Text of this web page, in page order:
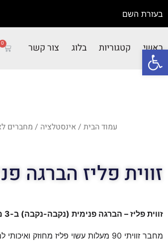
פתח סרגל נגישות
בעזרת השם
ראשי קטגוריות בלוג צור קשר 0
עמוד הבית / אינסטלציה / מחברים
זווית פליז הברגה
זווית פליז – הברגה פנימית (נקבה-נקבה) ב-3 מידות לבחירה
מחבר זוויתי 90 מעלות עשוי פליז